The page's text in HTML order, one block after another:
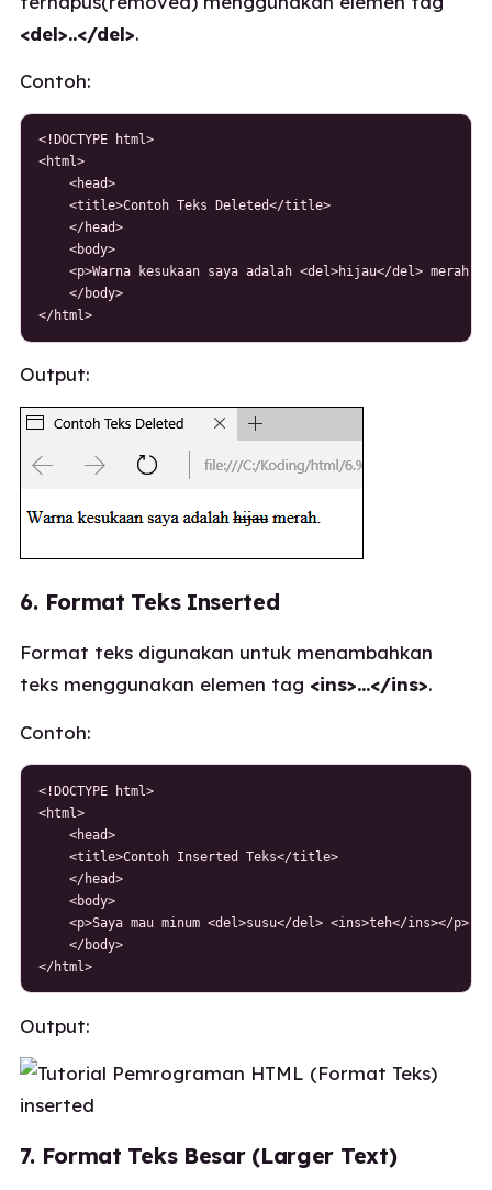
<del>..</del>.
Contoh:
<!DOCTYPE html>
<html>
    <head>
    <title>Contoh Teks Deleted</title>
    </head>
    <body>
<p>Warna kesukaan saya adalah <del>hijau</del>
    </body>
</html>
Output:
6. Format Teks Inserted
Format teks digunakan untuk menambahkan
teks menggunakan elemen tag <ins>…</ins>.
Contoh:
<!DOCTYPE html>
<html>
    <head>
    <title>Contoh Inserted Teks</title>
    </head>
    <body>
    <p>Saya mau minum <del>susu</del> <ins>teh</ins></p>
    </body>
</html>
Output:
7. Format Teks Besar (Larger Text)